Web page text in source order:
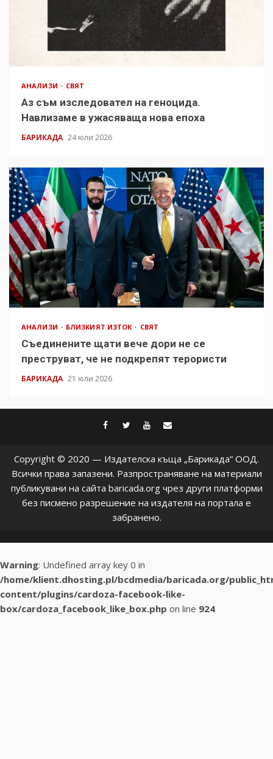
АНАЛИЗИ СВЯТ
Аз съм изследовател на геноцида.
Навлизаме в ужасяваща нова епоха
БАРИКАДА 24 юли 2026
АНАЛИЗИ БЛИЗКИЯТ ИЗТОК СВЯТ
Съединените щати вече дори не се
преструват, че не подкрепят терористи
БАРИКАДА 21 юли 2026
facebook
twitter
youtube
Copyright © 2020 — Издателска къща „Барикада” ООД.
Всички права запазени. Разпространяване на материали
публикувани на сайта baricada.org чрез други платформи
без писмено разрешение на издателя на портала е
забранено.
Warning: Undefined array key 0 in
/home/klient.dhosting.pl/bcdmedia/baricada.org/
content/plugins/cardoza-facebook-like-
box/cardoza_facebook_like_box.php on line 924